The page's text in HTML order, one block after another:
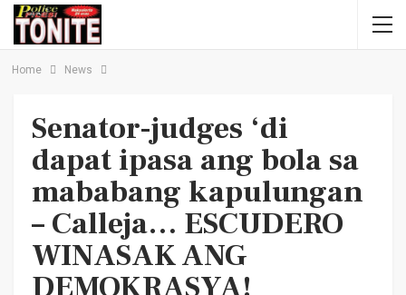
Home News
Senator-judges ‘di
dapat ipasa ang bola sa
mababang kapulungan
– Calleja… ESCUDERO
WINASAK ANG
DEMOKRASYA!